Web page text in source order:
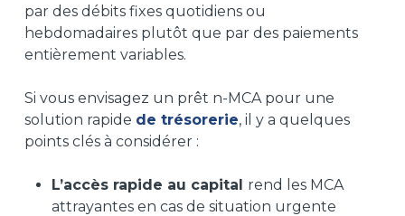
par des débits fixes quotidiens ou
hebdomadaires plutôt que par des paiements
entièrement variables.
Si vous envisagez un prêt n-MCA pour une
solution rapide de trésorerie, il y a quelques
points clés à considérer :
L’accès rapide au capital rend les MCA
attrayantes en cas de situation urgente